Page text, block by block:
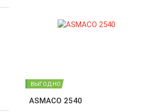
ВЫГОДНО
ASMACO 2540